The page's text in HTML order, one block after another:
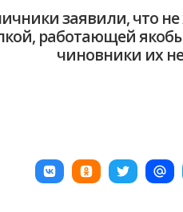
заявили, что
работающей
чиновники их